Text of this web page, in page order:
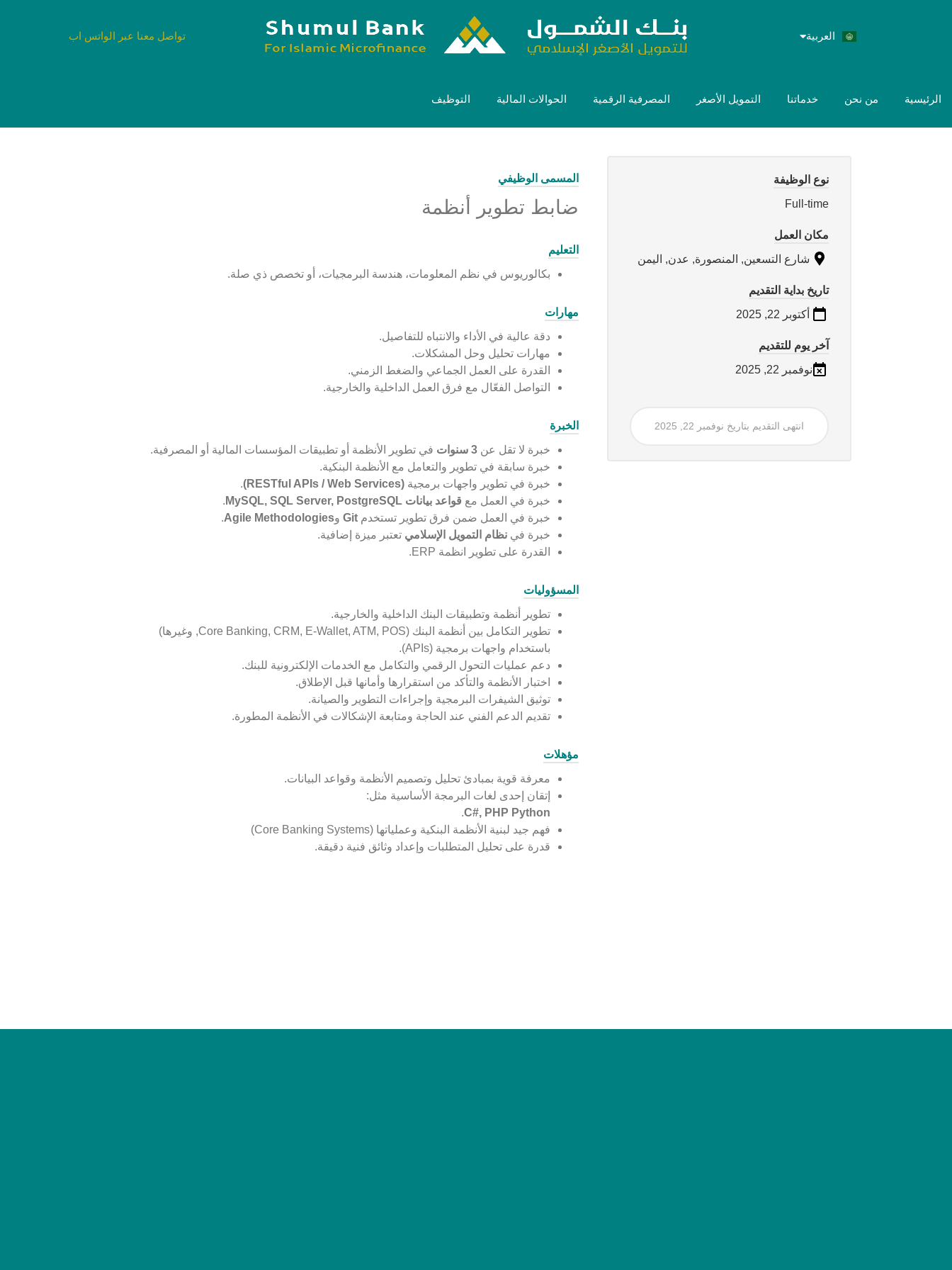
العربية
English تواصل معنا عبر الواتس اب
الرئيسية من نحن خدماتنا التمويل الأصغر المصرفية الرقمية الحوالات المالية التوظيف
المسمى الوظيفي
ضابط تطوير أنظمة
التعليم
بكالوريوس في نظم المعلومات، هندسة البرمجيات، أو تخصص ذي صلة.
مهارات
دقة عالية في الأداء والانتباه للتفاصيل.
مهارات تحليل وحل المشكلات.
القدرة على العمل الجماعي والضغط الزمني.
التواصل الفعّال مع فرق العمل الداخلية والخارجية.
الخبرة
خبرة لا تقل عن 3 سنوات في تطوير الأنظمة أو تطبيقات المؤسسات المالية أو المصرفية.
خبرة سابقة في تطوير والتعامل مع الأنظمة البنكية.
خبرة في تطوير واجهات برمجية (RESTful APIs / Web Services)
.
خبرة في العمل مع قواعد بيانات
.
خبرة في العمل ضمن فرق تطوير تستخدم Git وAgile Methodologies
.
خبرة في نظام التمويل الإسلامي تعتبر ميزة إضافية.
القدرة على تطوير انظمة ERP.
المسؤوليات
تطوير أنظمة وتطبيقات البنك الداخلية والخارجية.
تطوير التكامل بين أنظمة البنك (Core Banking, CRM, E-Wallet, ATM, POS, وغيرها)
باستخدام واجهات برمجية (APIs).
دعم عمليات التحول الرقمي والتكامل مع الخدمات الإلكترونية للبنك.
اختبار الأنظمة والتأكد من استقرارها وأمانها قبل الإطلاق.
توثيق الشيفرات البرمجية وإجراءات التطوير والصيانة.
تقديم الدعم الفني عند الحاجة ومتابعة الإشكالات في الأنظمة المطورة.
مؤهلات
معرفة قوية بمبادئ تحليل وتصميم الأنظمة وقواعد البيانات.
إتقان إحدى لغات البرمجة الأساسية مثل:
C#, PHP Python
.
فهم جيد لبنية الأنظمة البنكية وعملياتها (Core Banking Systems)
قدرة على تحليل المتطلبات وإعداد وثائق فنية دقيقة.
نوع الوظيفة
Full-time
مكان العمل
شارع التسعين, المنصورة, عدن, اليمن
تاريخ بداية التقديم
أكتوبر 22, 2025
آخر يوم للتقديم
نوفمبر 22, 2025
انتهى التقديم بتاريخ نوفمبر 22, 2025